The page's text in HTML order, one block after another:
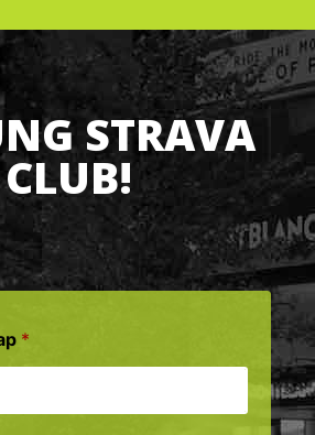
STRAVA
CLUB!
*